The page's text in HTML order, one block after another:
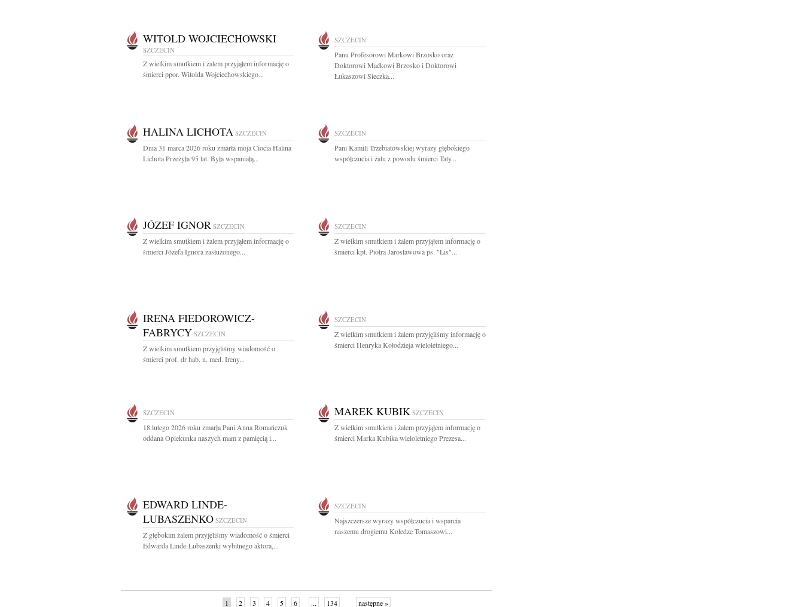
WITOLD WOJCIECHOWSKI
SZCZECIN
Z wielkim smutkiem i żalem przyjąłem informację o
śmierci ppor. Witolda Wojciechowskiego...
SZCZECIN
Panu Profesorowi Markowi Brzosko oraz
Doktorowi Maćkowi Brzosko i Doktorowi
Łukaszowi Sieczka...
HALINA LICHOTA SZCZECIN
Dnia 31 marca 2026 roku zmarła moja Ciocia Halina
Lichota Przeżyła 95 lat. Była wspaniałą...
SZCZECIN
Pani Kamili Trzebiatowskiej wyrazy głębokiego
współczucia i żalu z powodu śmierci Taty...
JÓZEF IGNOR SZCZECIN
Z wielkim smutkiem i żalem przyjąłem informację o
śmierci Józefa Ignora zasłużonego...
SZCZECIN
Z wielkim smutkiem i żalem przyjąłem informację o
śmierci kpt. Piotra Jarosławowa ps. "Lis"...
IRENA FIEDOROWICZ-
FABRYCY SZCZECIN
Z wielkim smutkiem przyjęliśmy wiadomość o
śmierci prof. dr hab. n. med. Ireny...
SZCZECIN
Z wielkim smutkiem i żalem przyjęliśmy informację o
śmierci Henryka Kołodzieja wieloletniego...
SZCZECIN
18 lutego 2026 roku zmarła Pani Anna Romańczuk
oddana Opiekunka naszych mam z pamięcią i...
MAREK KUBIK SZCZECIN
Z wielkim smutkiem i żalem przyjąłem informację o
śmierci Marka Kubika wieloletniego Prezesa...
EDWARD LINDE-
LUBASZENKO SZCZECIN
Z głębokim żalem przyjęliśmy wiadomość o śmierci
Edwarda Linde-Lubaszenki wybitnego aktora,...
SZCZECIN
Najszczersze wyrazy współczucia i wsparcia
naszemu drogiemu Koledze Tomaszowi...
1 2 3 4 5 6 ... 134 następne »